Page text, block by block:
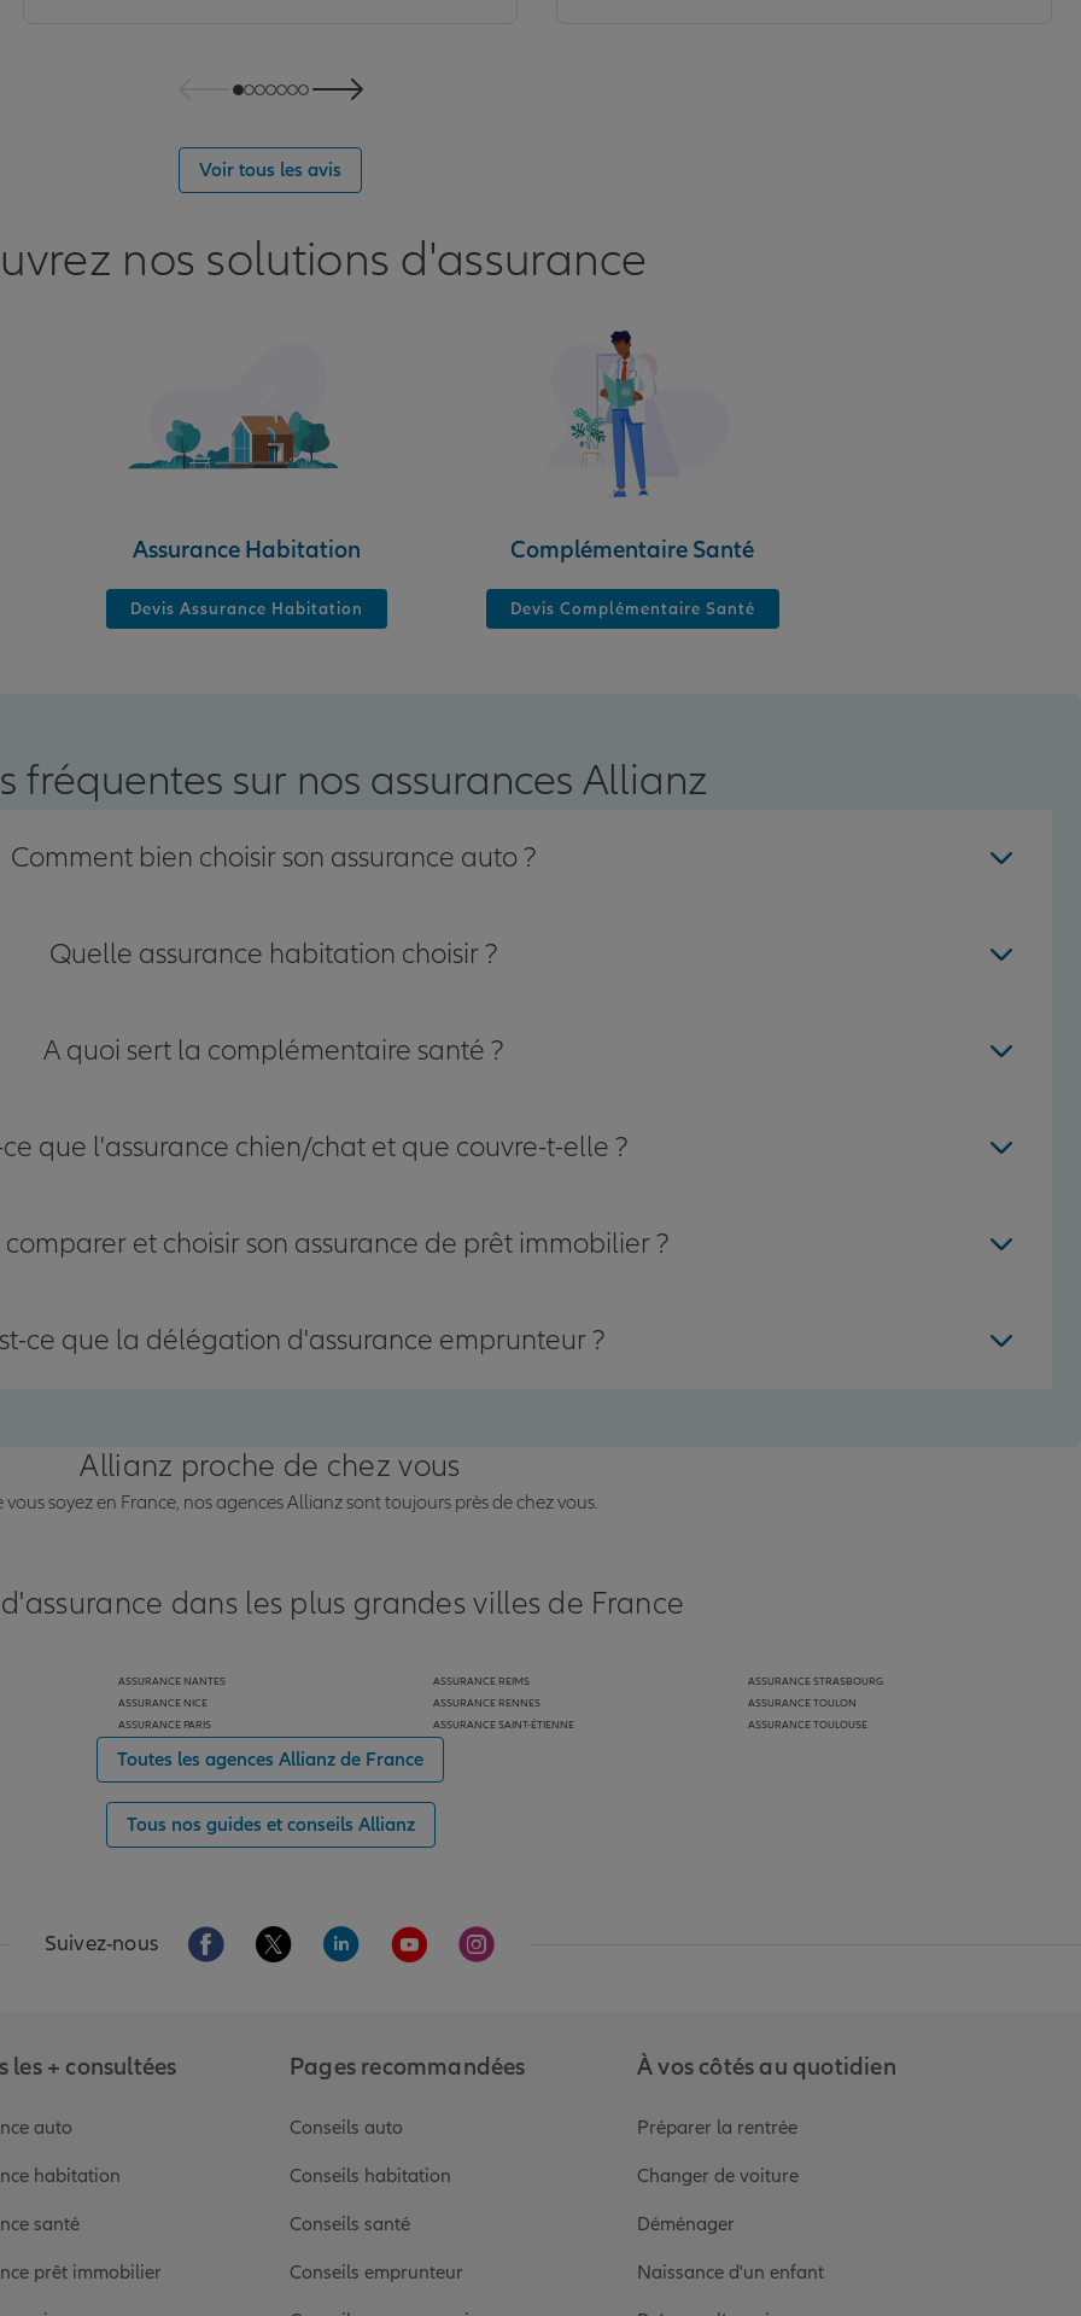
Voir tous les avis
nos solutions d'assurance
Assurance Habitation
Devis Assurance Habitation
Complémentaire Santé
Devis Complémentaire Santé
fréquentes sur nos assurances Allianz
Comment bien choisir son assurance auto ?
Quelle assurance habitation choisir ?
A quoi sert la complémentaire santé ?
que l'assurance chien/chat et que couvre-t-elle ?
et choisir son assurance de prêt immobilier ?
ce que la délégation d'assurance emprunteur ?
Allianz proche de chez vous
vous soyez en France, nos agences Allianz sont toujours près de chez vous.
dans les plus grandes villes de France
ASSURANCE NANTES
ASSURANCE NICE
ASSURANCE PARIS
ASSURANCE REIMS
ASSURANCE RENNES
ASSURANCE SAINT-ÉTIENNE
ASSURANCE STRASBOURG
ASSURANCE TOULON
ASSURANCE TOULOUSE
Toutes les agences Allianz de France
Tous nos guides et conseils Allianz
Suivez-nous Aller sur la page Facebook de Allianz
Aller sur la page Twitter de Allianz
Aller sur la page Linkedin de Allianz
Aller sur la page Youtube de Allianz
Aller sur la page Instagram de Allianz
les + consultées
auto
habitation
santé
prêt immobilier
Pages recommandées
Conseils auto
Conseils habitation
Conseils santé
Conseils emprunteur
À vos côtés au quotidien
Préparer la rentrée
Changer de voiture
Déménager
Naissance d'un enfant